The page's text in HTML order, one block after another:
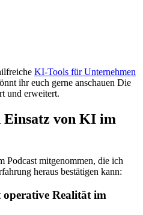
KI-Tools für Unternehmen
ihr euch gerne anschauen Die
und erweitert.
Einsatz von KI im
Podcast mitgenommen, die ich
heraus bestätigen kann:
Realität im